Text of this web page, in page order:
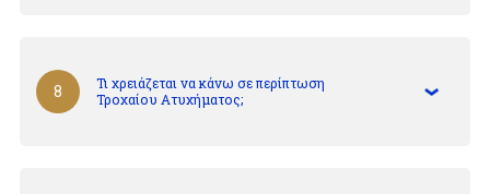
8
Τι χρειάζεται να κάνω σε περίπτωση
Τροχαίου Ατυχήματος;